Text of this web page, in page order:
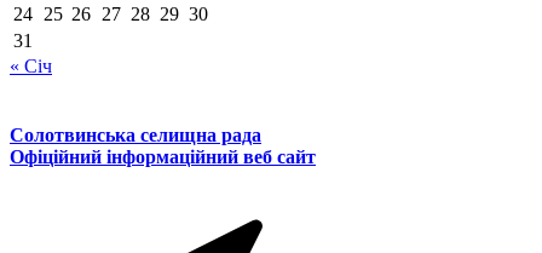
24 25 26 27 28 29 30
31
« Січ
Солотвинська селищна рада
Офіційний інформаційний веб сайт